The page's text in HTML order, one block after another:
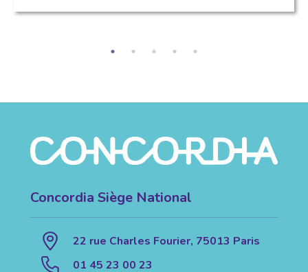
Concordia Siège National
22 rue Charles Fourier, 75013 Paris
01 45 23 00 23